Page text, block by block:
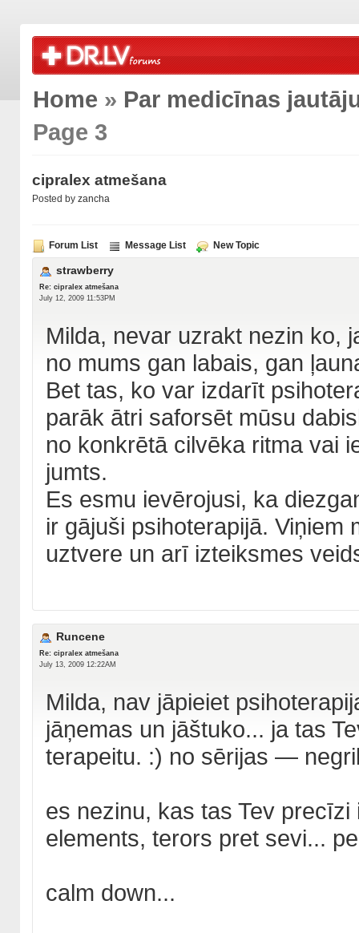
Home » Par medicīnas
Page 3
cipralex atmešana
Posted by zancha
Forum List Message List New Topic
strawberry
Re: cipralex atmešana
July 12, 2009 11:53PM
Milda, nevar uzrakt nezin ko,
no mums gan labais, gan
Bet tas, ko var izdarīt
parāk ātri saforsēt mūsu
no konkrētā cilvēka ritma vai
jumts.
Es esmu ievērojusi, ka
ir gājuši psihoterapijā. Viņiem
uztvere un arī izteiksmes
Runcene
Re: cipralex atmešana
July 13, 2009 12:22AM
Milda, nav jāpieiet
jāņemas un jāštuko... ja tas
terapeitu. :) no sērijas —
es nezinu, kas tas Tev
elements, terors pret sevi...
calm down...